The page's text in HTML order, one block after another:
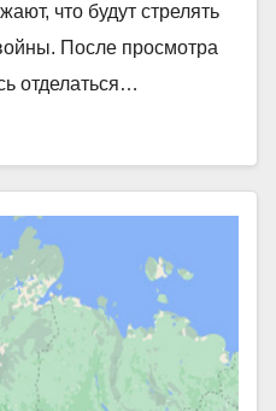
что будут стрелять
После просмотра
отделаться…